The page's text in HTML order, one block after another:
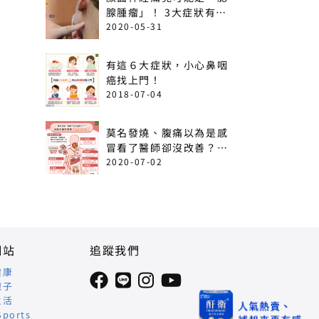
腺腫瘤」！ 3大症狀有癌
變可能
2020-05-31
有這６大症狀，小心鼻咽
癌找上門！
2018-07-04
莫名發燒、腹痛以為是感
冒看了醫師卻沒改善？出
現這6情形恐是急性白血
2020-07-02
追蹤我們